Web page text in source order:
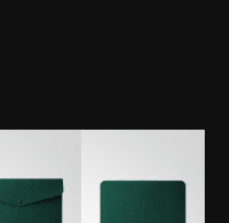
пристрою! Ми
аксесуар, який